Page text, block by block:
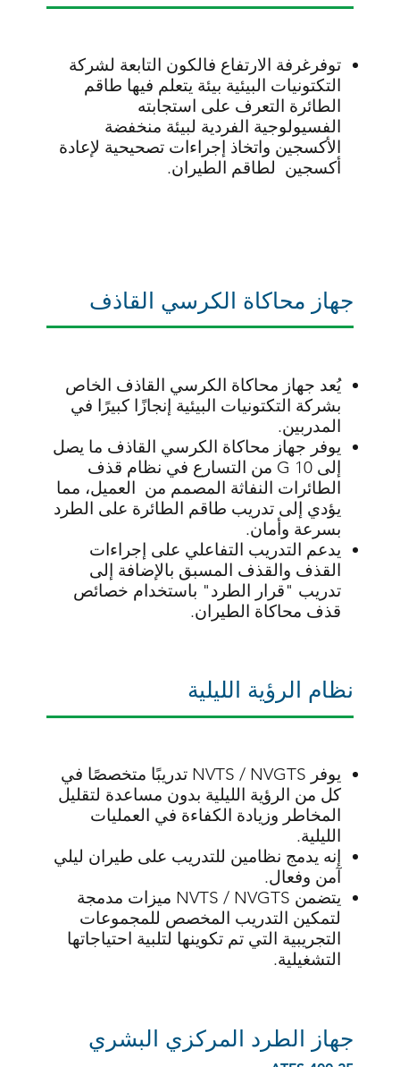
توفرغرفة الارتفاع فالكون التابعة لشركة
التكتونيات البيئية بيئة يتعلم فيها طاقم
الطائرة التعرف على استجابته
الفسيولوجية الفردية لبيئة منخفضة
الأكسجين واتخاذ إجراءات تصحيحية لإعادة
أكسجين لطاقم الطيران.
يُعد جهاز محاكاة الكرسي القاذف الخاص
بشركة التكتونيات البيئية إنجازًا كبيرًا في
المدربين.
يوفر جهاز محاكاة الكرسي القاذف ما يصل
إلى 10 G من التسارع في نظام قذف
الطائرات النفاثة المصمم من العميل، مما
يؤدي إلى تدريب طاقم الطائرة على الطرد
بسرعة وأمان.
يدعم التدريب التفاعلي على إجراءات
القذف والقذف المسبق بالإضافة إلى
تدريب "قرار الطرد" باستخدام خصائص
قذف محاكاة الطيران.
جهاز محاكاة الكرسي القاذف
يوفر NVTS / NVGTS تدريبًا متخصصًا في
كل من الرؤية الليلية بدون مساعدة لتقليل
المخاطر وزيادة الكفاءة في العمليات
الليلية.
إنه يدمج نظامين للتدريب على طيران ليلي
آمن وفعال.
يتضمن NVTS / NVGTS ميزات مدمجة
لتمكين التدريب المخصص للمجموعات
التجريبية التي تم تكوينها لتلبية احتياجاتها
التشغيلية.
نظام الرؤية الليلية
جهاز الطرد المركزي البشري